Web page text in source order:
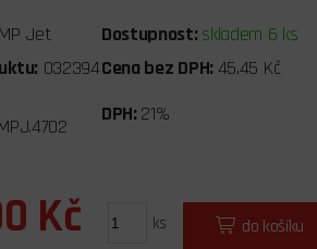
Jet Dostupnost: skladem 6 ks
032394Cena bez DPH: 45,45 Kč
DPH: 21%
Kč ks do košíku